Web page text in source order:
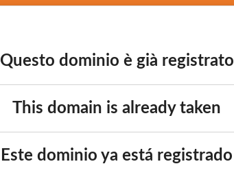
Questo dominio è già registrato
This domain is already taken
Este dominio ya está registrado